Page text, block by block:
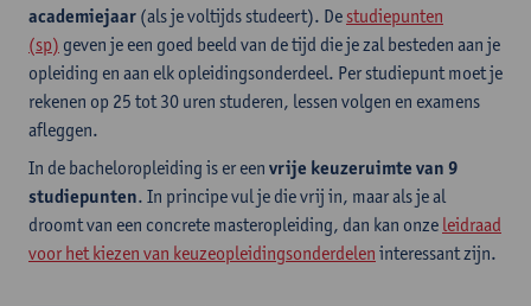
academiejaar (als je voltijds studeert). De studiepunten
(sp) geven je een goed beeld van de tijd die je zal besteden aan je
opleiding en aan elk opleidingsonderdeel. Per studiepunt moet je
rekenen op 25 tot 30 uren studeren, lessen volgen en examens
afleggen.
In de bacheloropleiding is er een vrije keuzeruimte van 9
studiepunten. In principe vul je die vrij in, maar als je al
droomt van een concrete masteropleiding, dan kan onze leidraad
voor het kiezen van keuzeopleidingsonderdelen interessant zijn.